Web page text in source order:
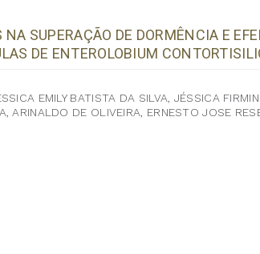
SUPERAÇÃO DE DORMÊNCIA E
DE ENTEROLOBIUM
EMILY BATISTA DA SILVA, JÉSSICA
ARINALDO DE OLIVEIRA, ERNESTO JOSE